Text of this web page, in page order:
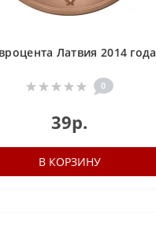
Латвия 2014 года
0
39р.
В КОРЗИНУ